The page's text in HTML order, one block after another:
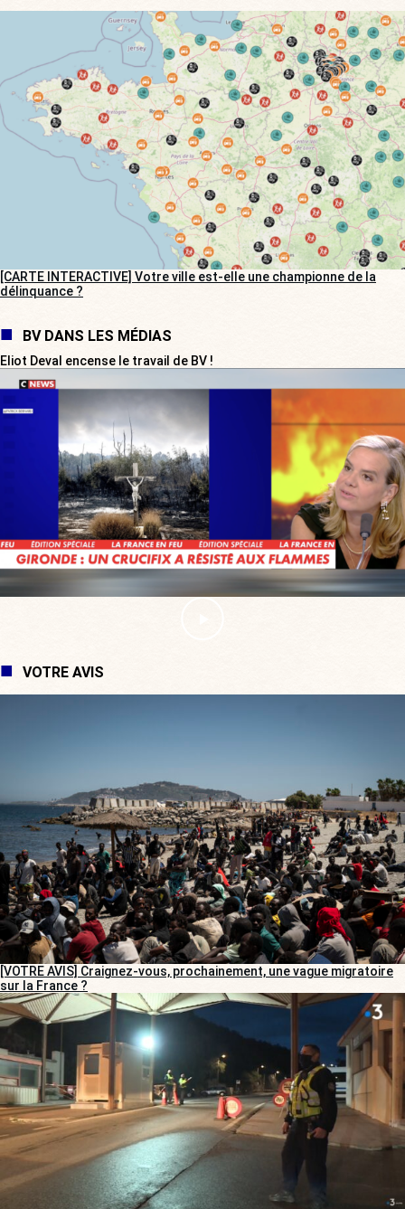
[CARTE INTERACTIVE] Votre ville est-elle une championne de la
délinquance ?
BV DANS LES MÉDIAS
Eliot Deval encense le travail de BV !
VOTRE AVIS
[VOTRE AVIS] Craignez-vous, prochainement, une vague migratoire
sur la France ?